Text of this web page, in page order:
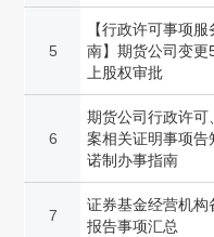
5
【行政许可事项服
南】期货公司变更
上股权审批
6
期货公司行政许可
案相关证明事项告
诺制办事指南
7
证券基金经营机构
报告事项汇总